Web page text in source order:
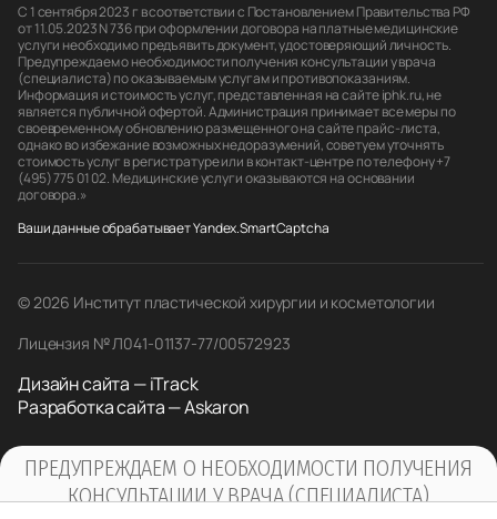
С 1 сентября 2023 г в соответствии с Постановлением Правительства РФ
от 11.05.2023 N 736 при оформлении договора на платные медицинские
услуги необходимо предъявить документ, удостоверяющий личность.
Предупреждаем о необходимости получения консультации у врача
(специалиста) по оказываемым услугам и противопоказаниям.
Информация и стоимость услуг, представленная на сайте iphk.ru, не
является публичной офертой. Администрация принимает все меры по
своевременному обновлению размещенного на сайте прайс-листа,
однако во избежание возможных недоразумений, советуем уточнять
стоимость услуг в регистратуре или в контакт-центре по телефону +7
(495) 775 01 02. Медицинские услуги оказываются на основании
договора.»
Ваши данные обрабатывает Yandex.SmartCaptcha
© 2026 Институт пластической хирургии и косметологии
Лицензия № Л041-01137-77/00572923
Дизайн сайта — iTrack
Разработка сайта — Askaron
ПРЕДУПРЕЖДАЕМ О НЕОБХОДИМОСТИ ПОЛУЧЕНИЯ
КОНСУЛЬТАЦИИ У ВРАЧА (СПЕЦИАЛИСТА)